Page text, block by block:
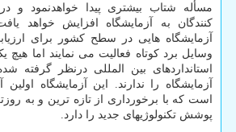
مسأله شتاب بیشتری پیدا خواهدنمود و در
کنندگان به آزمایشگاه افزایش خواهد
آزمایشگاه هایی در سطح کشور برای
وسایل برد کوتاه فعالیت می نمایند اما
استانداردهای بین المللی درنظر گرفته
آزمایشگاه را ندارند. این آزمایشگاه
است که با برخورداری از تازه ترین و به
پوشش تکنولوژیهای جدید را دارد.